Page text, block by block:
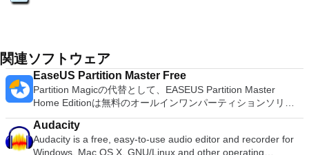
関連ソフトウェア
EaseUS Partition Master Free
Partition Magicの代替として、EASEUS Partition Master
Home Editionは無料のオールインワンパーティションソリュ
ーションおよびディスク管理ユーティリティです。パーティシ
ョンの拡張（特にシステムドライブ用）、ディスク領域の管
理、MBRおよびGUIDパーティションテーブル（GPT）ディス
Audacity
Audacity is a free, easy-to-use audio editor and recorder for
Windows, Mac OS X, GNU/Linux and other operating